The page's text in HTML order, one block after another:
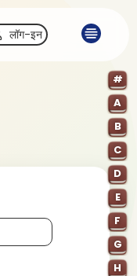
लॉग-इन
#
A
B
C
D
E
F
G
H